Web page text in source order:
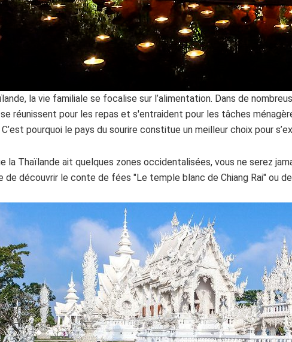
la vie familiale se focalise sur l’alimentation. Dans de
réunissent pour les repas et s'entraident pour les tâches
C’est pourquoi le pays du sourire constitue un meilleur choix pour
la Thaïlande ait quelques zones occidentalisées, vous ne serez
de découvrir le conte de fées "Le temple blanc de Chiang Rai" ou